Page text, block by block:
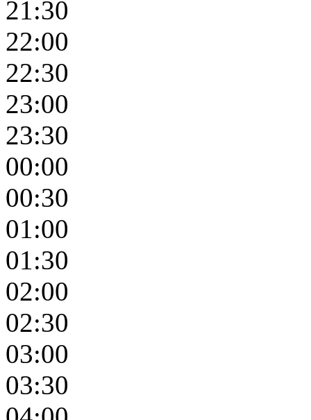
21:30
22:00
22:30
23:00
23:30
00:00
00:30
01:00
01:30
02:00
02:30
03:00
03:30